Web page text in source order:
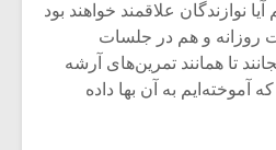
نوازندگان علاقمند خواهند بود
روزانه و هم در جلسات
تا همانند تمرین‌های آرشه
آموخته‌ایم به آن بها داده